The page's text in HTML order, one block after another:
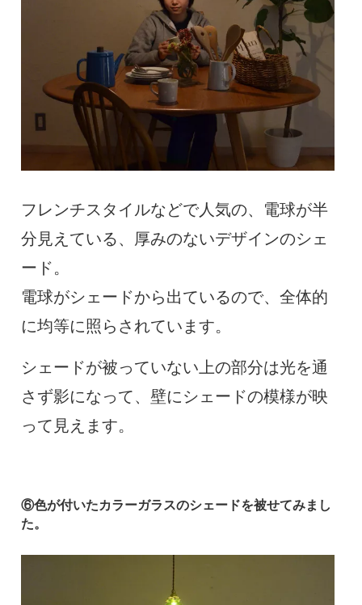
フレンチスタイルなどで人気の、電球が半
分見えている、厚みのないデザインのシェ
ード。
電球がシェードから出ているので、全体的
に均等に照らされています。
シェードが被っていない上の部分は光を通
さず影になって、壁にシェードの模様が映
って見えます。
⑥色が付いたカラーガラスのシェードを被せてみまし
た。